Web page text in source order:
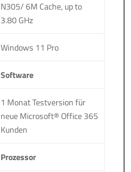
N305/ 6M Cache, up to
3.80 GHz
Windows 11 Pro
Software
1 Monat Testversion für
neue Microsoft® Office 365
Kunden
Prozessor